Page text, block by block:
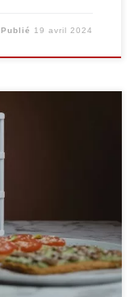
Publié 19 avril 2024
régime
jours. Que ce
ou
cela signifie